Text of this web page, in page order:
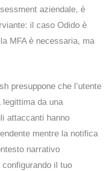
aziendale, è
il caso Odido è
MFA è necessaria, ma
presuppone che l’utente
da una
attaccanti hanno
mentre la notifica
narrativo
configurando il tuo